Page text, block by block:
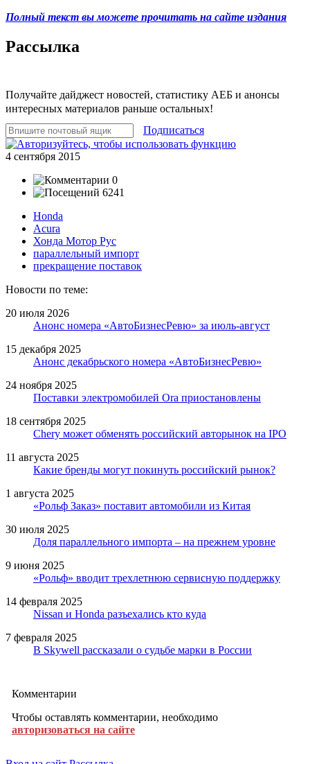
Полный текст вы можете прочитать на сайте издания
Рассылка
Получайте дайджест новостей, статистику АЕБ и анонсы
интересных материалов раньше остальных!
Подписаться
4 сентября 2015
0
6241
Honda
Acura
Хонда Мотор Рус
параллельный импорт
прекращение поставок
Новости по теме:
20 июля 2026
Анонс номера «АвтоБизнесРевю» за июль-август
15 декабря 2025
Анонс декабрьского номера «АвтоБизнесРевю»
24 ноября 2025
Поставки электромобилей Ora приостановлены
18 сентября 2025
Chery может обменять российский авторынок на IPO
11 августа 2025
Какие бренды могут покинуть российский рынок?
1 августа 2025
«Рольф Заказ» поставит автомобили из Китая
30 июля 2025
Доля параллельного импорта – на прежнем уровне
9 июня 2025
«Рольф» вводит трехлетнюю сервисную поддержку
14 февраля 2025
Nissan и Honda разъехались кто куда
7 февраля 2025
В Skywell рассказали о судьбе марки в России
Комментарии
Чтобы оставлять комментарии, необходимо
авторизоваться на сайте